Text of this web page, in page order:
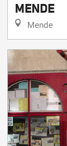
MENDE
Mende